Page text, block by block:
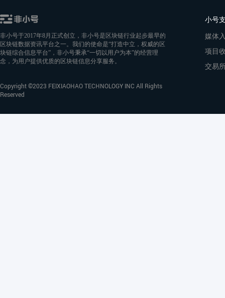
非小号于2017年8月正式创立，非小号是区块链行业起步最早的
区块链数据资讯平台之一。我们的使命是“打造中立，权威的区
块链综合信息平台”，非小号秉承“一切以用户为本”的经营理
念，为用户提供优质的区块链信息分享服务。
Copyright ©2023 FEIXIAOHAO TECHNOLOGY INC All Rights
Reserved
小号
媒体
项目
交易